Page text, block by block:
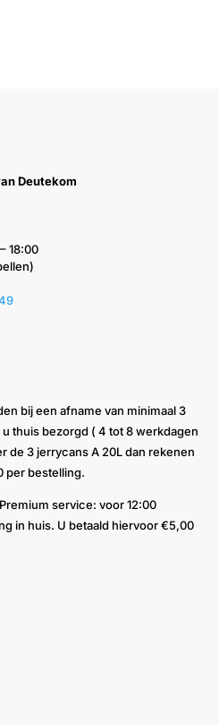
Deutekom
18:00
bij een afname van minimaal 3
thuis bezorgd ( 4 tot 8 werkdagen
de 3 jerrycans A 20L dan rekenen
per bestelling.
service: voor 12:00
in huis. U betaald hiervoor €5,00